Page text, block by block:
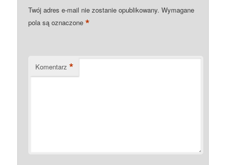
Twój adres e-mail nie zostanie opublikowany. Wymagane
pola są oznaczone*
Komentarz *